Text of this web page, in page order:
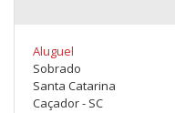
Aluguel
Sobrado
Santa Catarina
Caçador - SC